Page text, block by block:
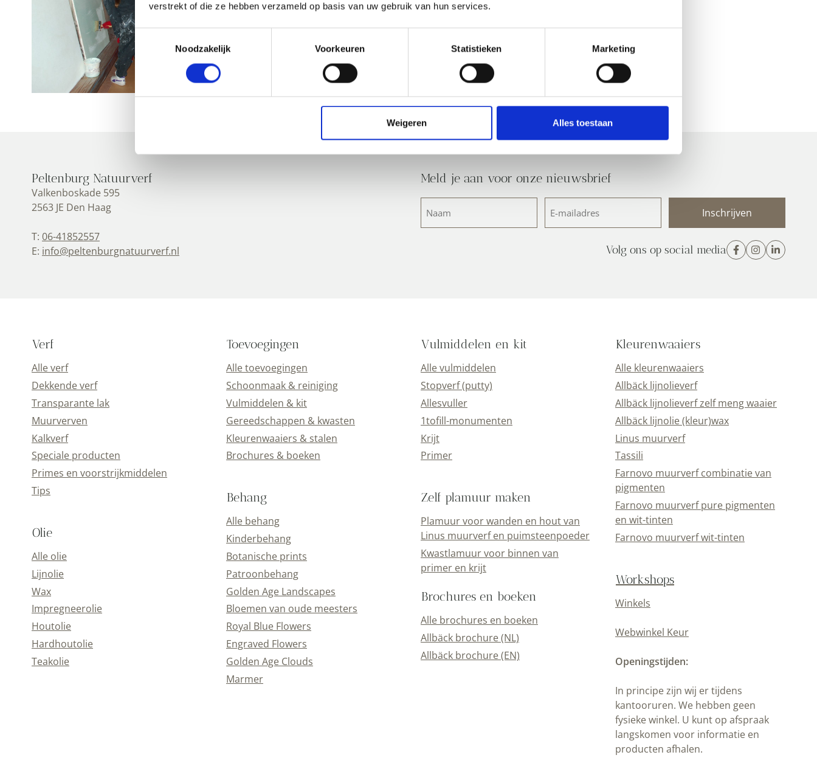
verstrekt of die ze hebben verzameld op basis van uw gebruik van hun services.
Noodzakelijk
Voorkeuren Statistieken Marketing
Weigeren Alles toestaan
Peltenburg Natuurverf
Valkenboskade 595
2563 JE Den Haag
T: 06-41852557
E: info@peltenburgnatuurverf.nl
Meld je aan voor onze nieuwsbrief
(Vereist)
mailadres
Volg ons op social media
Verf
Alle verf
Dekkende verf
Transparante lak
Muurverven
Kalkverf
Speciale producten
Primes en voorstrijkmiddelen
Tips
Olie
Alle olie
Lijnolie
Wax
Impregneerolie
Houtolie
Hardhoutolie
Teakolie
Toevoegingen
Alle toevoegingen
Schoonmaak & reiniging
Vulmiddelen & kit
Gereedschappen & kwasten
Kleurenwaaiers & stalen
Brochures & boeken
Behang
Alle behang
Kinderbehang
Botanische prints
Patroonbehang
Golden Age Landscapes
Bloemen van oude meesters
Royal Blue Flowers
Engraved Flowers
Golden Age Clouds
Marmer
Vulmiddelen en kit
Alle vulmiddelen
Stopverf (putty)
Allesvuller
1tofill-monumenten
Krijt
Primer
Zelf plamuur maken
Plamuur voor wanden en hout van
Linus muurverf en puimsteenpoeder
Kwastlamuur voor binnen van
primer en krijt
Brochures en boeken
Alle brochures en boeken
Allbäck brochure (NL)
Allbäck brochure (EN)
Kleurenwaaiers
Alle kleurenwaaiers
Allbäck lijnolieverf
Allbäck lijnolieverf zelf meng waaier
Allbäck lijnolie (kleur)wax
Linus muurverf
Tassili
Farnovo muurverf combinatie van
pigmenten
Farnovo muurverf pure pigmenten
en wit-tinten
Farnovo muurverf wit-tinten
Workshops
Winkels
Webwinkel Keur
Openingstijden:
In principe zijn wij er tijdens
kantooruren. We hebben geen
fysieke winkel. U kunt op afspraak
langskomen voor informatie en
producten afhalen.